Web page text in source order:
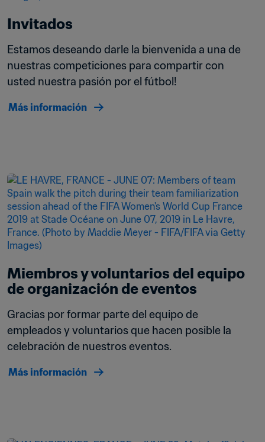
Invitados
Estamos deseando darle la bienvenida a una de
nuestras competiciones para compartir con
usted nuestra pasión por el fútbol!
Más información
Miembros y voluntarios del equipo
de organización de eventos
Gracias por formar parte del equipo de
empleados y voluntarios que hacen posible la
celebración de nuestros eventos.
Más información